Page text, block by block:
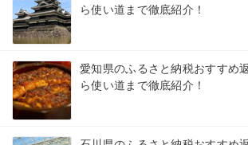
ら使い道まで徹底紹介！
愛知県のふるさと納税おすすめ
ら使い道まで徹底紹介！